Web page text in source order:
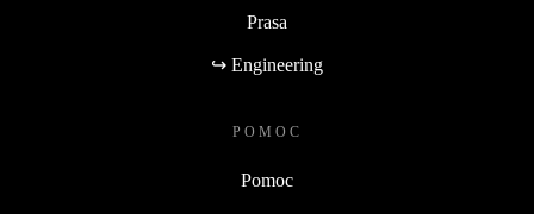
Prasa
↪ Engineering
POMOC
Pomoc